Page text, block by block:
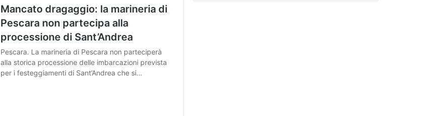
Mancato dragaggio: la marineria di
Pescara non partecipa alla
processione di Sant’Andrea
Pescara. La marineria di Pescara non parteciperà
alla storica processione delle imbarcazioni prevista
per i festeggiamenti di Sant’Andrea che si…